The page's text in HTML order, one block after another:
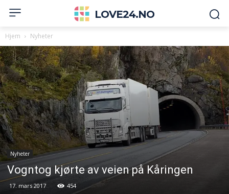
LOVE24.NO
Hjem Nyheter
Nyheter
Vogntog kjørte av veien på Kåringen
17. mars 2017 454